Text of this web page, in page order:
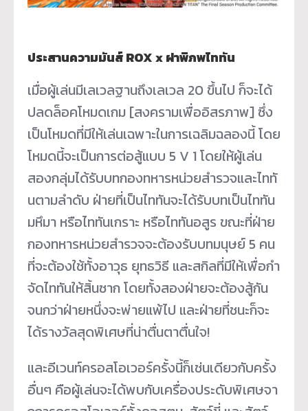
ประสานความมันส์ ROX x ผ่าพิภพไททัน
เมื่อผู้เล่นมีเลเวลฐานถึงเลเวล 20 ขึ้นไป ก็จะได้
ปลดล็อคโหมดเกม [สงครามเพื่ออิสรภาพ] ซึ่ง
เป็นโหมดที่มีให้เล่นเฉพาะในการเฉลิมฉลองนี้ โดย
โหมดนี้จะเป็นการต่อสู้แบบ 5 V 1 โดยให้ผู้เล่น
สองกลุ่มได้รับบทกองทหารหน่วยสำรวจและไททั
นตามลำดับ ฝ่ายที่เป็นไททันจะได้รับบทเป็นไททัน
มหึมา หรือไททันเกราะ หรือไททันอสูร ขณะที่ฝ่าย
กองทหารหน่วยสำรวจจะต้องรับบทมนุษย์ 5 คน
ที่จะต้องใช้ทั้งอาวุธ ยุทธวิธี และสกิลที่มีให้เพื่อกำ
จัดไททันให้สิ้นซาก โดยทั้งสองฝ่ายจะต้องสู้กัน
จนกว่าฝ่ายหนึ่งจะพ่ายแพ้ไป และฝ่ายที่ชนะก็จะ
ได้รางวัลสุดพิเศษที่น่าตื่นตาตื่นใจ!
และอีเวนท์ครอสโอเวอร์ครั้งนี้ก็เช่นเดียวกับครั้ง
อื่นๆ คือผู้เล่นจะได้พบกับเครื่องประดับพิเศษจา